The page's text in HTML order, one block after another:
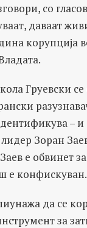
со
даваат
корупција
Груевски се
– и
Зоран
е обвинет
е конфискуван.
да се
за